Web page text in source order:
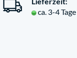
ca. 3-4 Tage